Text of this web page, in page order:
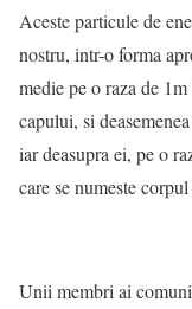
Aceste particule de
nostru, intr-o forma
medie pe o raza de
capului, si
iar deasupra ei, pe o
care se numeste
Unii membri ai